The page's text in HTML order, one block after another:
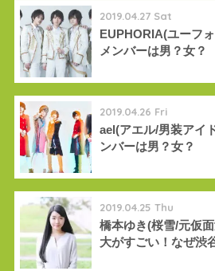
2019.04.27 Sat
EUPHORIA(ユーフ
メンバーは男？女？
2019.04.26 Fri
ael(アエル/男装アイ
ンバーは男？女？
2019.04.25 Thu
橋本ゆき(桜雪/元仮
大がすごい！なぜ渋